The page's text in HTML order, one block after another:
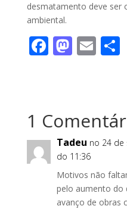
desmatamento deve ser
ambiental.
F
o
o
k
M
o
n
E S
1
Tadeu no 24
do 11:36
Motivos não
pelo aumento do
avanço de obras